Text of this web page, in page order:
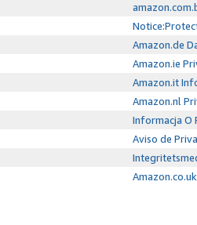
Amazon.de
Amazon.ie
Amazon.it
Amazon.nl
Informacja O
Aviso de